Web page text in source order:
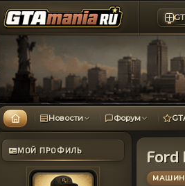
Новости Форум
МОЙ ПРОФИЛЬ Ford